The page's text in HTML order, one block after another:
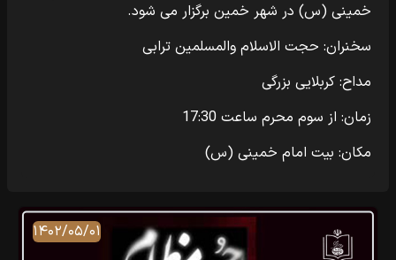
خمینی (س) در شهر خمین برگزار می شود.
سخنران: حجت الاسلام والمسلمین ترابی
مداح: کربلایی بزرگی
زمان: از سوم محرم ساعت 17:30
مکان: بیت امام خمینی (س)
۱۴۰۲/۰۵/۰۱